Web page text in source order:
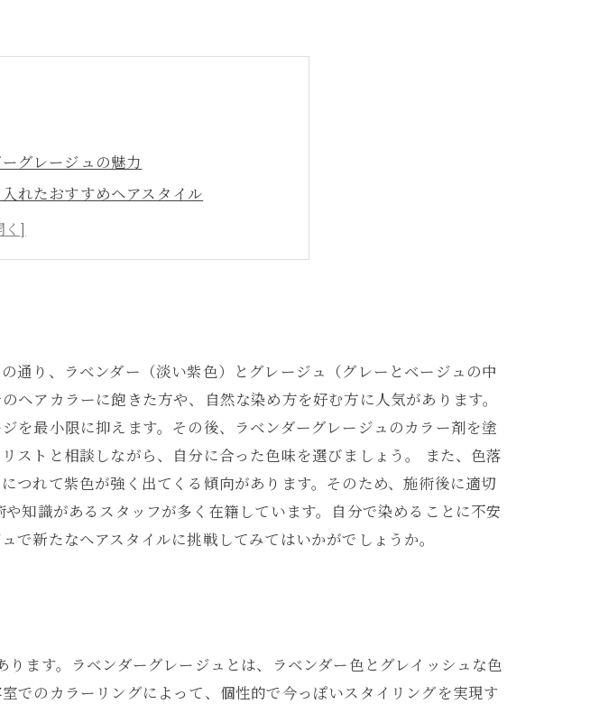
グレージュの魅力
れたおすすめヘアスタイル
お手入れ方法とは？
ュがイメージチェンジに効果的な理由
通り、ラベンダー（淡い紫色）とグレージュ（グレーとベージュの中
アカラーに飽きた方や、自然な染め方を好む方に人気があります。
を最小限に抑えます。その後、ラベンダーグレージュのカラー剤を塗
ストと相談しながら、自分に合った色味を選びましょう。 また、色落
つれて紫色が強く出てくる傾向があります。そのため、施術後に適切
知識があるスタッフが多く在籍しています。自分で染めることに不安
新たなヘアスタイルに挑戦してみてはいかがでしょうか。
ます。ラベンダーグレージュとは、ラベンダー色とグレイッシュな色
でのカラーリングによって、個性的で今っぽいスタイリングを実現す